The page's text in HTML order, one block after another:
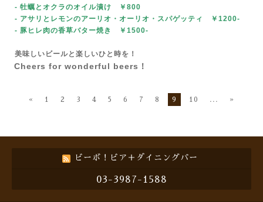
- 牡蠣とオクラのオイル漬け ￥800
- アサリとレモンのアーリオ・オーリオ・スパゲッティ ￥1200-
- 豚ヒレ肉の香草バター焼き ￥1500-
美味しいビールと楽しいひと時を！
Cheers for wonderful beers！
« 1 2 3 4 5 6 7 8 9 10 ... »
ビーボ！ビア＋ダイニングバー
03-3987-1588